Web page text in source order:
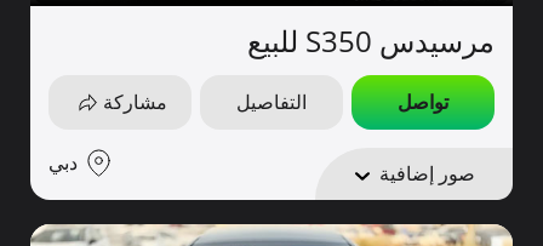
مرسيدس S350 للبيع
تواصل التفاصيل مشاركة
صور إضافية دبي